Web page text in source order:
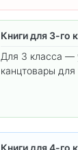
Книги для 3-го
Для 3 класса —
канцтовары для
Книги для 4-го